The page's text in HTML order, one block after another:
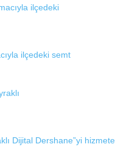
ilçedeki semt
Dijital Dershane”yi hizmete